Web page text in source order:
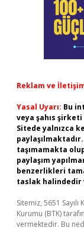
Reklam ve
Yasal Uyarı: Bu
veya şahıs
Sitede yalnızca
taşımamakta
paylaşım
benzerlikleri
taslak halindedir
Sitemiz, 5651
Kurumu (BTK)
vermektedir. Bu